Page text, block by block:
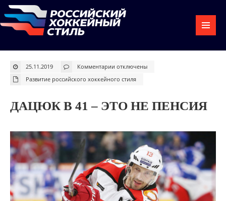
25.11.2019 Комментарии к
Дацюк
в
не
пенсия
отключены
Развитие российского хоккейного стиля
ДАЦЮК В 41 – ЭТО НЕ ПЕНСИЯ